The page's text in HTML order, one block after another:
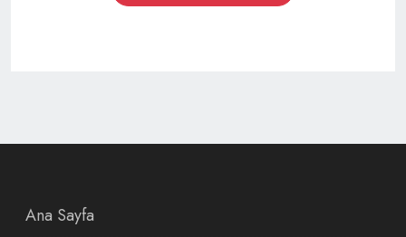
Ana Sayfa